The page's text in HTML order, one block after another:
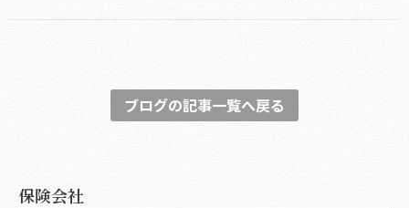
ブログの記事一覧へ戻る
保険会社